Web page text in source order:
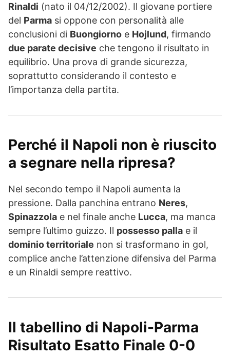
Rinaldi (nato il 04/12/2002). Il giovane portiere
del Parma si oppone con personalità alle
conclusioni di Buongiorno e Hojlund, firmando
due parate decisive che tengono il risultato in
equilibrio. Una prova di grande sicurezza,
soprattutto considerando il contesto e
l’importanza della partita.
Perché il Napoli non è riuscito
a segnare nella ripresa?
Nel secondo tempo il Napoli aumenta la
pressione. Dalla panchina entrano Neres,
Spinazzola e nel finale anche Lucca, ma manca
sempre l’ultimo guizzo. Il possesso palla e il
dominio territoriale non si trasformano in gol,
complice anche l’attenzione difensiva del Parma
e un Rinaldi sempre reattivo.
Il tabellino di Napoli-Parma
Risultato Esatto Finale 0-0